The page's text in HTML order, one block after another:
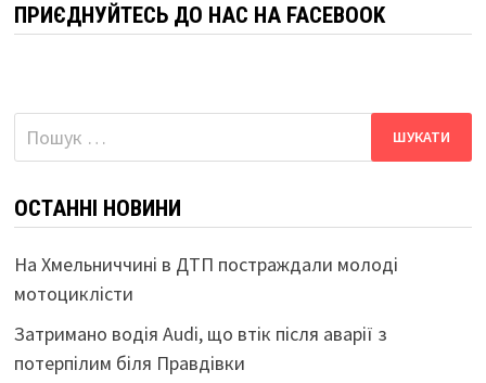
ПРИЄДНУЙТЕСЬ ДО НАС НА FACEBOOK
Пошук:
ОСТАННІ НОВИНИ
На Хмельниччині в ДТП постраждали молоді
мотоциклісти
Затримано водія Audi, що втік після аварії з
потерпілим біля Правдівки